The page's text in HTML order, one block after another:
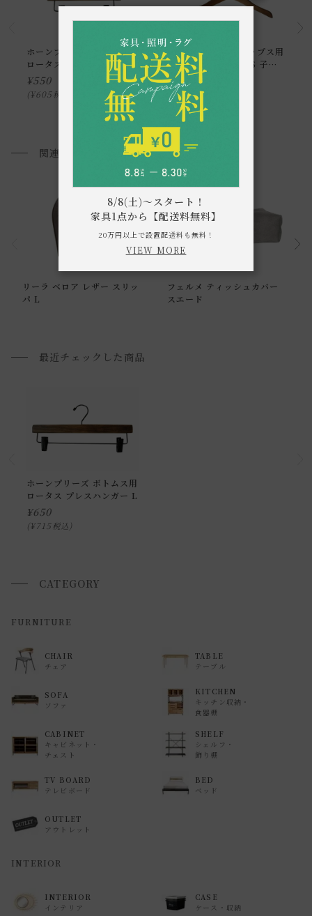
通常配送の場合、お品物は玄関前での引渡しとなります。
■ご不明な点やご希望がございましたら、お気軽にお問い合
小型商品の日時・時間指定について
お届け時間帯(大型以外) は、
申し訳ございませんが、具体的な時間帯指定をしての出荷は
できません。
また、 日曜・祝日は、時間帯指定ができません。
いませ 。
返品・交換について
ご覧ください。
ホーンプリーズ ボトムス用
ロータス プレスハンガー S
子供用
¥550
¥605税込
ホーンプリーズ トップス用
ロータス ハンガー S 子供
用
¥550
¥605税込
関連商品
リーラ ベロア レザー スリッ
パ L
フェルメ ティッシュカバー
スエード
最近チェックした商品
ホーンプリーズ ボトムス用
ロータス プレスハンガー L
¥650
¥715税込
CATEGORY
FURNITURE
CHAIR
チェア
TABLE
テーブル
SOFA
ソファ
KITCHEN
キッチン収納・
食器棚
CABINET
キャビネット・
チェスト
SHELF
シェルフ・
飾り棚
TV BOARD
テレビボード
BED
ベッド
OUTLET
アウトレット
INTERIOR
INTERIOR
インテリア
CASE
ケース・収納
8/8(土)～スタート！
家具1点から【配送料無料】
20万円以上で設置配送料も無料！
VIEW MORE